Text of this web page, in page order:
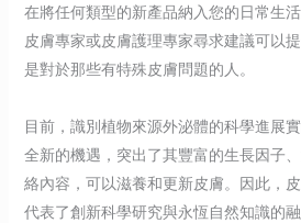
在將任何類型的新產品納入您的日常生
皮膚專家或皮膚護理專家尋求建議可以
是對於那些有特殊皮膚問題的人。
目前，識別植物來源外泌體的科學進展
全新的機遇，突出了其豐富的生長因子
絡內容，可以滋養和更新皮膚。因此，
代表了創新科學研究與永恆自然知識的